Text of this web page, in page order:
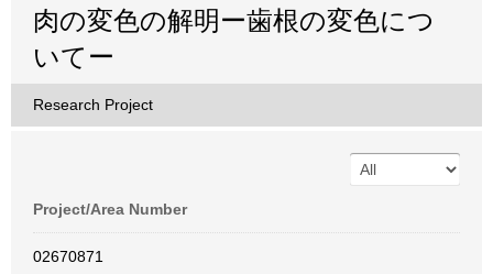
肉の変色の解明ー歯根の変色につ
いてー
Research Project
Project/Area Number
02670871